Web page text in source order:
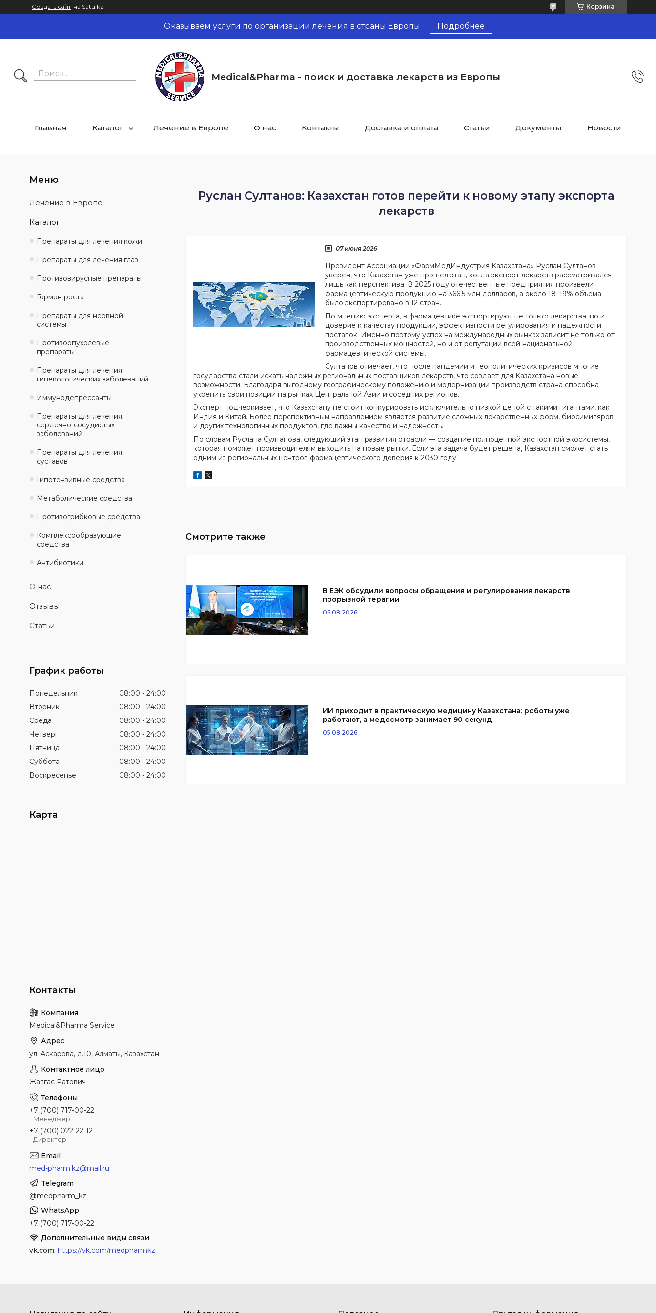
Создать сайт на Satu.kz Корзина
Оказываем услуги по организации лечения в страны Европы Подробнее
Medical&Pharma - поиск и доставка лекарств из Европы
Главная Каталог Лечение в Европе О нас Контакты Доставка и оплата Статьи Документы Новости
Руслан Султанов: Казахстан готов перейти к новому этапу экспорта
лекарств
07 июня 2026
Президент Ассоциации «ФармМедИндустрия Казахстана» Руслан Султанов
уверен, что Казахстан уже прошел этап, когда экспорт лекарств рассматривался
лишь как перспектива. В 2025 году отечественные предприятия произвели
фармацевтическую продукцию на 366,5 млн долларов, а около 18–19% объема
было экспортировано в 12 стран.
По мнению эксперта, в фармацевтике экспортируют не только лекарства, но и
доверие к качеству продукции, эффективности регулирования и надежности
поставок. Именно поэтому успех на международных рынках зависит не только от
производственных мощностей, но и от репутации всей национальной
фармацевтической системы.
Султанов отмечает, что после пандемии и геополитических кризисов многие
государства стали искать надежных региональных поставщиков лекарств, что создает для Казахстана новые
возможности. Благодаря выгодному географическому положению и модернизации производств страна способна
укрепить свои позиции на рынках Центральной Азии и соседних регионов.
Эксперт подчеркивает, что Казахстану не стоит конкурировать исключительно низкой ценой с такими гигантами, как
Индия и Китай. Более перспективным направлением является развитие сложных лекарственных форм, биосимиляров
и других технологичных продуктов, где важны качество и надежность.
По словам Руслана Султанова, следующий этап развития отрасли — создание полноценной экспортной экосистемы,
которая поможет производителям выходить на новые рынки. Если эта задача будет решена, Казахстан сможет стать
одним из региональных центров фармацевтического доверия к 2030 году.
В ЕЭК обсудили вопросы обращения и регулирования лекарств
прорывной терапии
06.08.2026
ИИ приходит в практическую медицину Казахстана: роботы уже
работают, а медосмотр занимает 90 секунд
05.08.2026
Лечение в Европе
Каталог
Препараты для лечения кожи
Препараты для лечения глаз
Противовирусные препараты
Гормон роста
Препараты для нервной
системы
Противоопухолевые
препараты
Препараты для лечения
гинекологических заболеваний
Иммунодепрессанты
Препараты для лечения
сердечно-сосудистых
заболеваний
Препараты для лечения
суставов
Гипотензивные средства
Метаболические средства
Противогрибковые средства
Комплексообразующие
средства
Антибиотики
О нас
Отзывы
Статьи
График работы
Понедельник 08:00
24:00
Вторник
08:00
24:00
Среда
08:00
24:00
Четверг
08:00
24:00
Пятница
08:00
24:00
Суббота
08:00
24:00
Воскресенье
08:00 24:00
Карта
Medical&Pharma Service
ул. Аскарова, д.10, Алматы, Казахстан
Жалгас Ратович
+7 (700) 717-00-22
Менеджер
+7 (700) 022-22-12
Директор
med-pharm.kz@mail.ru
@medpharm_kz
+7 (700) 717-00-22
vk.com https://vk.com/medpharmkz